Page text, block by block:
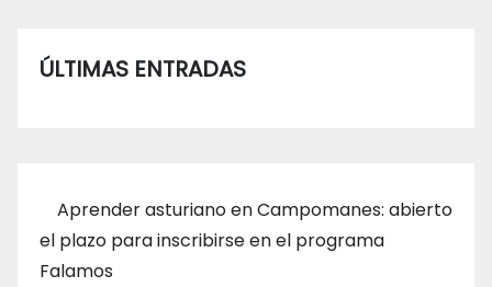
ÚLTIMAS ENTRADAS
Aprender asturiano en Campomanes: abierto
el plazo para inscribirse en el programa
Falamos